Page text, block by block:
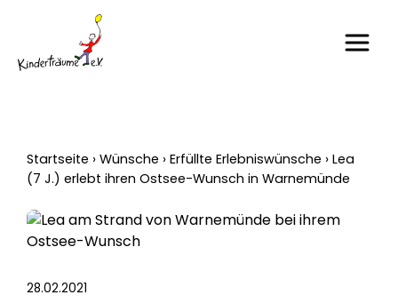
Startseite › Wünsche › Erfüllte Erlebniswünsche › Lea
(7 J.) erlebt ihren Ostsee-Wunsch in Warnemünde
28.02.2021